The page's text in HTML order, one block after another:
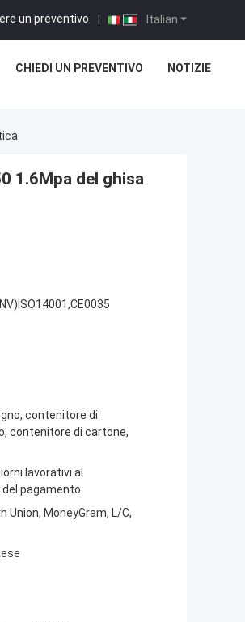
Italian
un preventivo |
CHIEDI UN PREVENTIVO NOTIZIE
1.6Mpa del ghisa
contenitore di
contenitore di cartone,
lavorativi al
pagamento
Union, MoneyGram, L/C,